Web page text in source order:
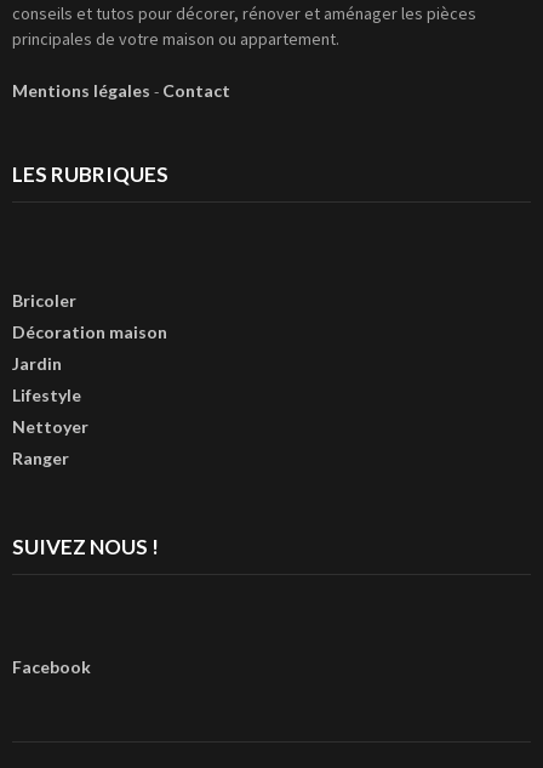
conseils et tutos pour décorer, rénover et aménager les pièces
principales de votre maison ou appartement.
Mentions légales - Contact
LES RUBRIQUES
Bricoler
Décoration maison
Jardin
Lifestyle
Nettoyer
Ranger
SUIVEZ NOUS !
Facebook